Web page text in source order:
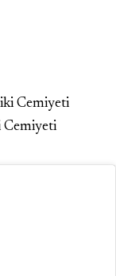
Cemiyeti